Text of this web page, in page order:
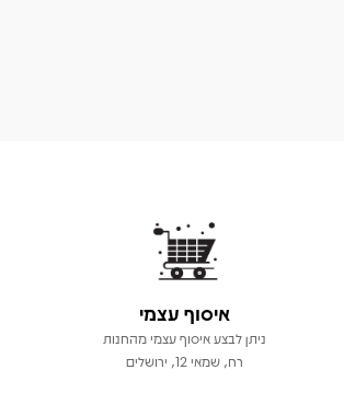
איסוף עצמי
ניתן לבצע איסוף עצמי מהחנות
רח, שמאי 12, ירושלים